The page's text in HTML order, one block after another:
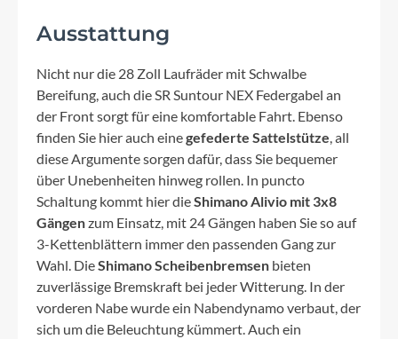
Ausstattung
Nicht nur die 28 Zoll Laufräder mit Schwalbe
Bereifung, auch die SR Suntour NEX Federgabel an
der Front sorgt für eine komfortable Fahrt. Ebenso
finden Sie hier auch einegefederte Sattelstütze, all
diese Argumente sorgen dafür, dass Sie bequemer
über Unebenheiten hinweg rollen. In puncto
Schaltung kommt hier dieShimano Alivio mit 3x8
Gängenzum Einsatz, mit 24 Gängen haben Sie so auf
3-Kettenblättern immer den passenden Gang zur
Wahl. DieShimano Scheibenbremsen bieten
zuverlässige Bremskraft bei jeder Witterung. In der
vorderen Nabe wurde ein Nabendynamo verbaut, der
sich um die Beleuchtung kümmert. Auch ein